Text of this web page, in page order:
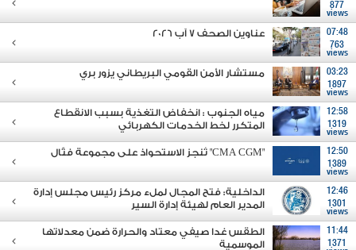
877
views
07:48
763
views
عناوين الصحف 7 آب 2026
03:23
1897
views
مستشار الأمن القومي البريطاني يزور بري
12:58
1319
views
مياه الجنوب : انخفاض التغذية بسبب الانقطاع
المتكرر لخط الخدمات الكهربائي
12:50
1389
views
"CMA CGM" تُنجز الاستحواذ على مجموعة فتّال
12:46
1301
views
الداخلية: فتح المجال لملء مركز رئيس مجلس إدارة
المدير العام لهيئة إدارة السير
11:44
1371
الطقس غدا صيفي معتاد والحرارة ضمن معدلاتها
الموسمية